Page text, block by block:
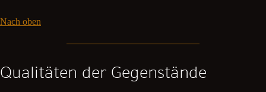
Nach oben
Qualitäten der Gegenstände